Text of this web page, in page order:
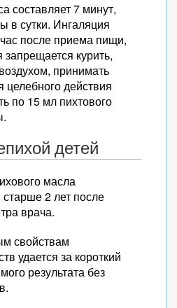
составляет 7 минут,
в сутки. Ингаляция
после приема пищи,
курить,
принимать
действия
по 15 мл пихтового
детей
масла
2 лет после
врача.
свойствам
удается за короткий
результата без